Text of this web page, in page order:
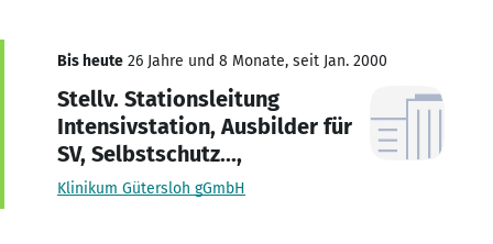
Bis heute 26 Jahre und 8 Monate, seit Jan. 2000
Stellv. Stationsleitung
Intensivstation, Ausbilder für
SV, Selbstschutz...,
Klinikum Gütersloh gGmbH